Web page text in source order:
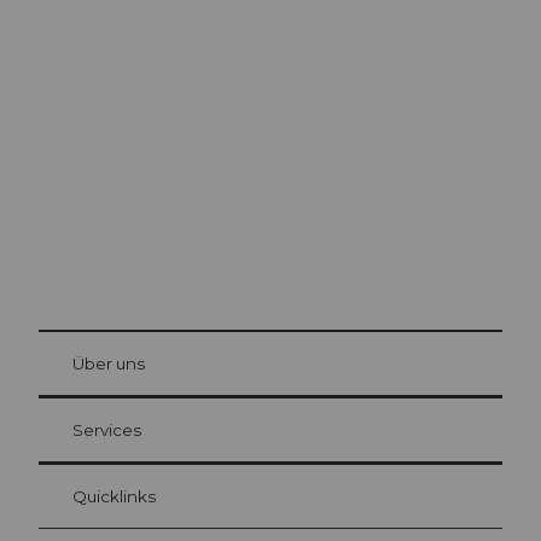
Gästekarte Luzern
Ihre Vorteile als Übernachtungsgast
at Bre
Über uns
Services
Quicklinks